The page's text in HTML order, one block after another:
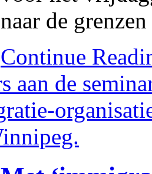
naar de
Continue